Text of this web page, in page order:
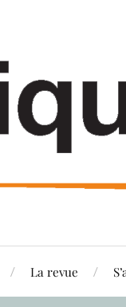
La revue